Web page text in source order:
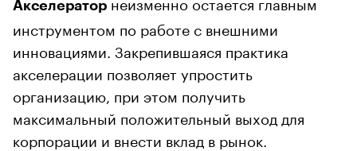
Акселератор
инструментом по работе с внешними
инновациями. Закрепившаяся практика
акселерации позволяет упростить
организацию, при этом получить
максимальный положительный выход для
корпорации и внести вклад в рынок.